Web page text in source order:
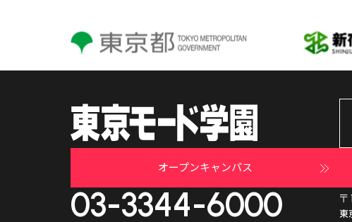
オープンキャンパス
03-3344-6000
東